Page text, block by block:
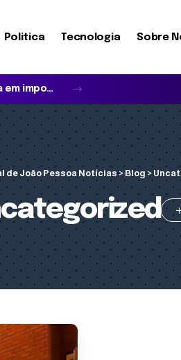
Politica Tecnologia Sobre
Quando o idoso não reconhece a família e acredita em impostores: entenda a síndrome de Capgras
de João Pessoa Notícias> Blog>